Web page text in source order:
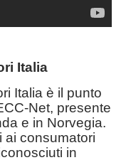
Italia
Italia è il punto
Net, presente
e in Norvegia.
ai consumatori
in